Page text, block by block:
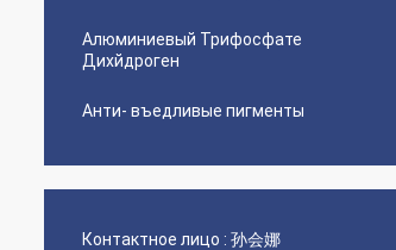
Алюминиевый Трифосфате
Дихйдроген
Анти- въедливые пигменты
Контактное лицо : 孙会娜